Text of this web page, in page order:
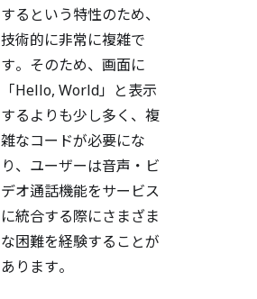
するという特性のため、
技術的に非常に複雑で
す。そのため、画面に
「Hello, World」と表示
するよりも少し多く、複
雑なコードが必要にな
り、ユーザーは音声・ビ
デオ通話機能をサービス
に統合する際にさまざま
な困難を経験することが
あります。